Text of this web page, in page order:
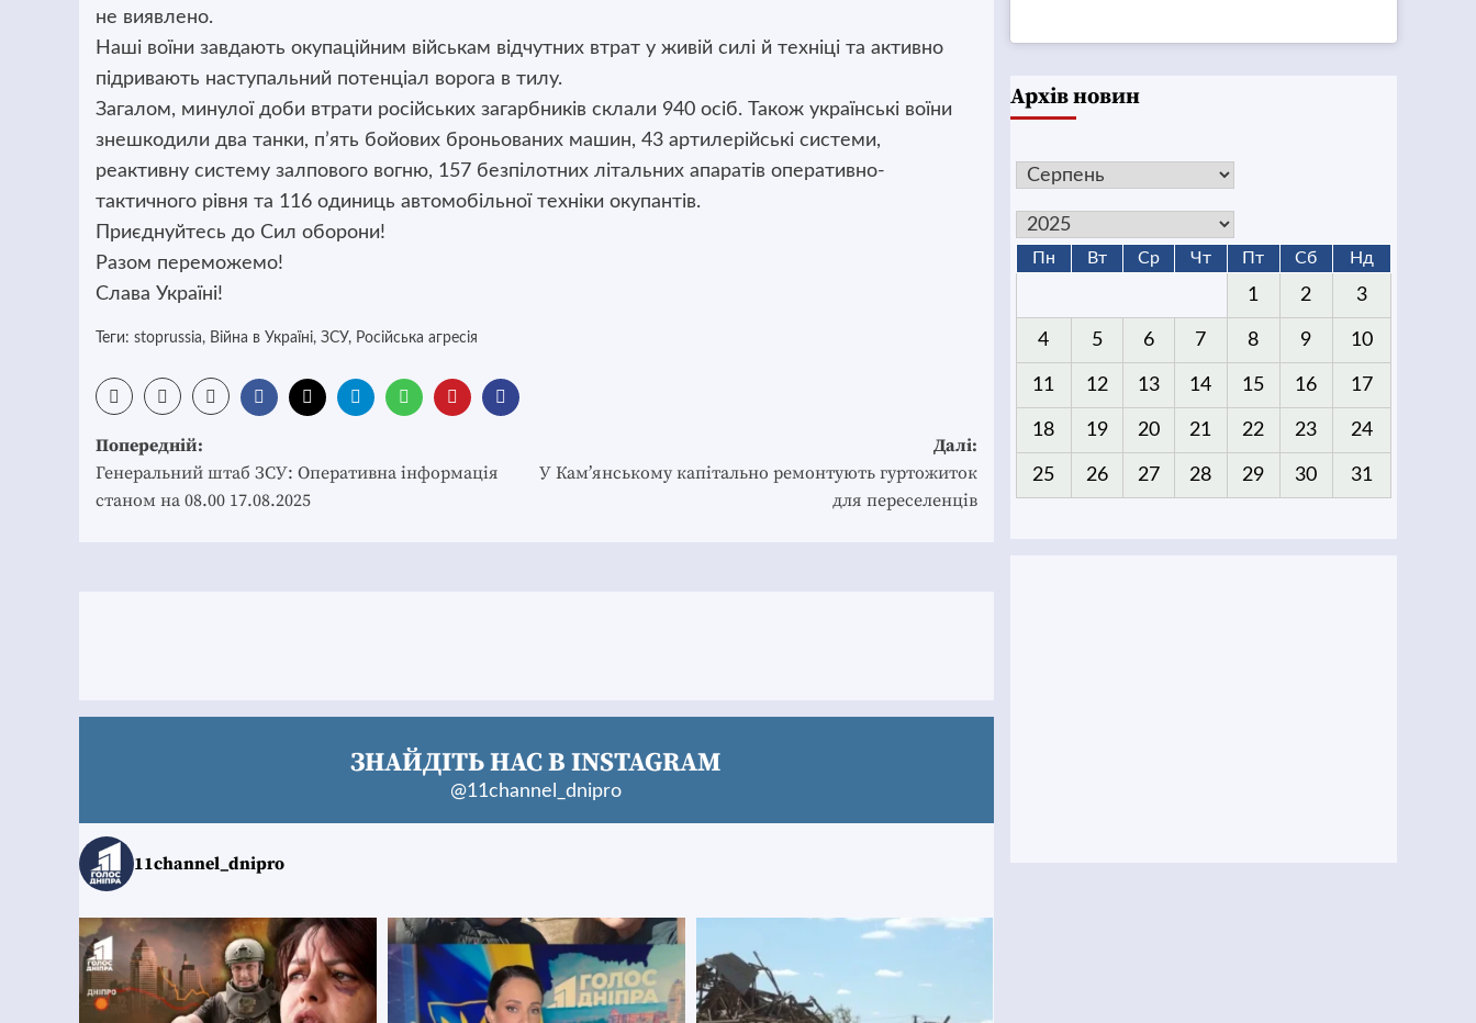
не виявлено.
Наші воїни завдають окупаційним військам відчутних втрат у живій силі й техніці та активно
підривають наступальний потенціал ворога в тилу.
Загалом, минулої доби втрати російських загарбників склали 940 осіб. Також українські воїни
знешкодили два танки, п’ять бойових броньованих машин, 43 артилерійські системи,
реактивну систему залпового вогню, 157 безпілотних літальних апаратів оперативно-
тактичного рівня та 116 одиниць автомобільної техніки окупантів.
Приєднуйтесь до Сил оборони!
Разом переможемо!
Слава Україні!
Теги: stoprussia, Війна в Україні, ЗСУ, Російська агресія
Post
navigation
Попередній:
Генеральний штаб ЗСУ: Оперативна інформація
станом на 08.00 17.08.2025
Далі:
У Кам’янському капітально ремонтують гуртожиток
для переселенців
ЗНАЙДІТЬ НАС В INSTAGRAM
@11channel_dnipro
11channel_dnipro
Архів новин
Пн Вт Ср Чт Пт Сб Нд
1 2 3
4 5 6 7 8 9 10
11 12 13 14 15 16 17
18 19 20 21 22 23 24
25 26 27 28 29 30 31